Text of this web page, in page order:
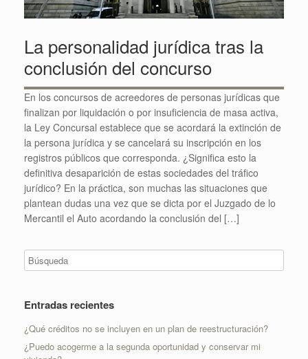
La personalidad jurídica tras la
conclusión del concurso
En los concursos de acreedores de personas jurídicas que
finalizan por liquidación o por insuficiencia de masa activa,
la Ley Concursal establece que se acordará la extinción de
la persona jurídica y se cancelará su inscripción en los
registros públicos que corresponda. ¿Significa esto la
definitiva desaparición de estas sociedades del tráfico
jurídico? En la práctica, son muchas las situaciones que
plantean dudas una vez que se dicta por el Juzgado de lo
Mercantil el Auto acordando la conclusión del […]
Entradas recientes
¿Qué créditos no se incluyen en un plan de reestructuración?
¿Puedo acogerme a la segunda oportunidad y conservar mi